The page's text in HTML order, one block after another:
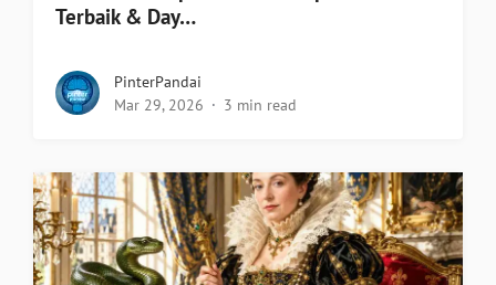
Terbaik & Day…
PinterPandai
Mar 29, 2026
3 min read